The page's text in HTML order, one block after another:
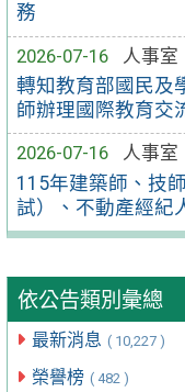
務
2026-07-16
人事室
轉知教育部國民及
師辦理國際教育交
2026-07-16
人事室
115年建築師、技
試）、不動產經紀
依公告類別彙總
最新消息 ( 10,227 )
榮譽榜 ( 482 )